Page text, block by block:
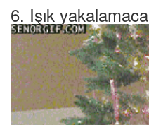
6. Işık yakalamaca